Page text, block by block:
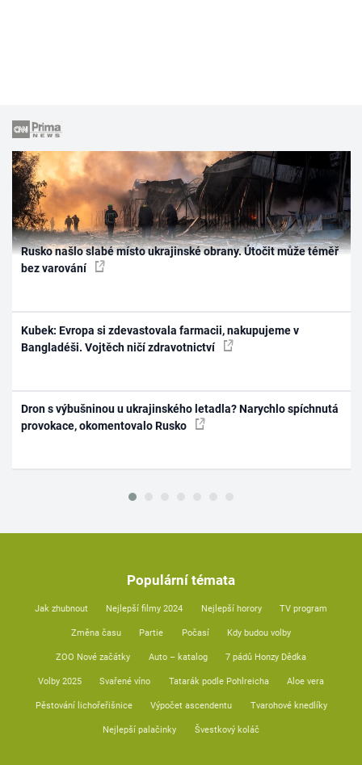
Rusko našlo slabé místo ukrajinské obrany. Útočit může téměř
bez varování
Kubek: Evropa si zdevastovala farmacii, nakupujeme v
Bangladéši. Vojtěch ničí zdravotnictví
Dron s výbušninou u ukrajinského letadla? Narychlo spíchnutá
provokace, okomentovalo Rusko
Populární témata
Jak zhubnout Nejlepší filmy 2024 Nejlepší horory TV program
Změna času Partie Počasí Kdy budou volby
ZOO Nové začátky Auto – katalog 7 pádů Honzy Dědka
Volby 2025 Svařené víno Tatarák podle Pohlreicha Aloe vera
Pěstování lichořeřišnice Výpočet ascendentu Tvarohové knedlíky
Nejlepší palačinky Švestkový koláč